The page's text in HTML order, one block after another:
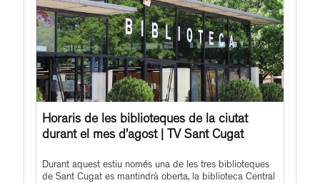
Horaris de les biblioteques de la ciutat
durant el mes d’agost | TV Sant Cugat
Durant aquest estiu només una de les tres biblioteques
de Sant Cugat es mantindrà oberta, la biblioteca Central